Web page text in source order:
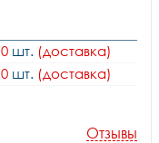
0 шт. (доставка)
0 шт. (доставка)
Отзывы